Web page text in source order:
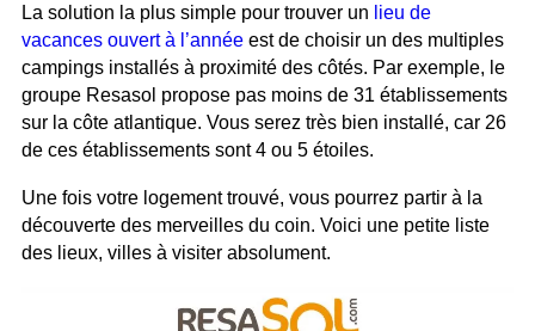
La solution la plus simple pour trouver un lieu de
vacances ouvert à l’année est de choisir un des multiples
campings installés à proximité des côtés. Par exemple, le
groupe Resasol propose pas moins de 31 établissements
sur la côte atlantique. Vous serez très bien installé, car 26
de ces établissements sont 4 ou 5 étoiles.
Une fois votre logement trouvé, vous pourrez partir à la
découverte des merveilles du coin. Voici une petite liste
des lieux, villes à visiter absolument.